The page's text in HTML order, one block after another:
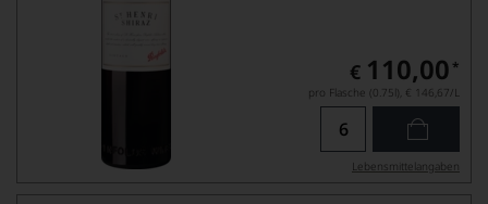
€ 110,00 *
pro Flasche (0.75l), € 146,67/L
Lebensmittel­angaben